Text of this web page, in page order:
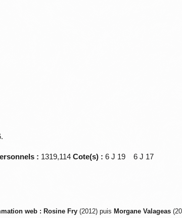
: 1319,114Cote(s) : 6 J 19 6 J 17
web : Rosine Fry(2012) puis Morgane Valageas